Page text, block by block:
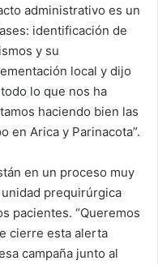
administrativo es un
identificación de
y su
local y dijo
lo que nos ha
haciendo bien las
en Arica y Parinacota”.
en un proceso muy
prequirúrgica
pacientes. “Queremos
cierre esta alerta
campaña junto al